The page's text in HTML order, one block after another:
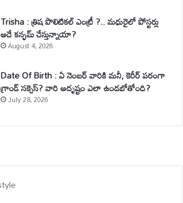
Trisha : త్రిష పొలిటికల్ ఎంట్రీ ?.. మధురైలో పోస్టర్లు
అదే కన్ఫమ్ చేస్తున్నాయా?
August 4, 2026
Date Of Birth : ఏ నెంబర్ వారికి మనీ, కెరీర్ పరంగా
గ్రాండ్ సక్సెస్? వారి అదృష్టం ఎలా ఉండబోతోంది?
July 28, 2026